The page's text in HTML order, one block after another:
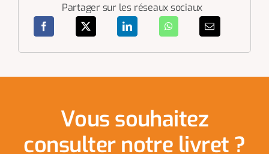
Partager sur les réseaux sociaux
Vous souhaitez
consulter notre livret ?